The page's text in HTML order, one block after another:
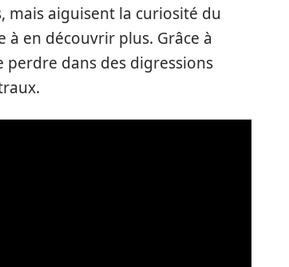
aiguisent la curiosité du
en découvrir plus. Grâce à
dans des digressions